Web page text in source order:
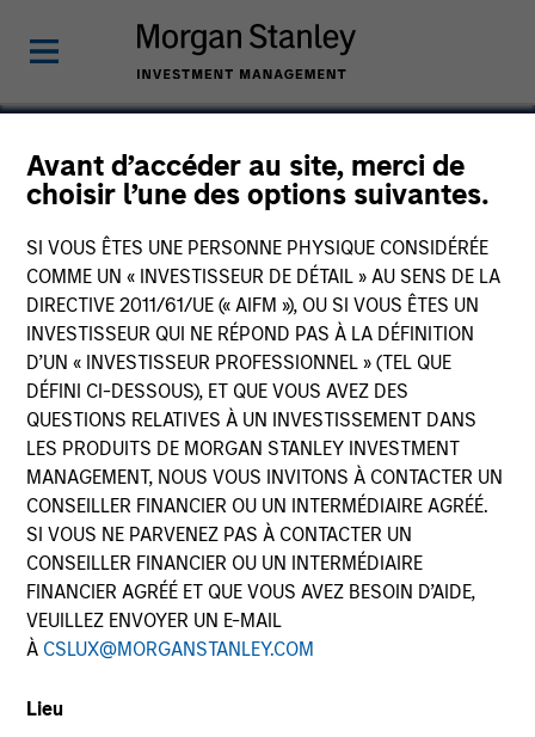
Avant d’accéder au site, merci de
choisir l’une des options suivantes.
SI VOUS ÊTES UNE PERSONNE PHYSIQUE CONSIDÉRÉE
COMME UN « INVESTISSEUR DE DÉTAIL » AU SENS DE LA
DIRECTIVE 2011/61/UE (« AIFM »), OU SI VOUS ÊTES UN
INVESTISSEUR QUI NE RÉPOND PAS À LA DÉFINITION
D’UN « INVESTISSEUR PROFESSIONNEL » (TEL QUE
DÉFINI CI-DESSOUS), ET QUE VOUS AVEZ DES
QUESTIONS RELATIVES À UN INVESTISSEMENT DANS
LES PRODUITS DE MORGAN STANLEY INVESTMENT
MANAGEMENT, NOUS VOUS INVITONS À CONTACTER UN
CONSEILLER FINANCIER OU UN INTERMÉDIAIRE AGRÉÉ.
SI VOUS NE PARVENEZ PAS À CONTACTER UN
CONSEILLER FINANCIER OU UN INTERMÉDIAIRE
FINANCIER AGRÉÉ ET QUE VOUS AVEZ BESOIN D’AIDE,
VEUILLEZ ENVOYER UN E-MAIL
À CSLUX@MORGANSTANLEY.COM
Lieu
Mountain Gas
SECTOR
Energy